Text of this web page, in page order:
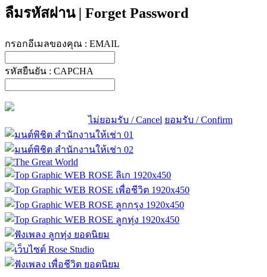
ลืมรหัสผ่าน | Forget Password
กรอกอีเมลของคุณ : EMAIL
รหัสยืนยัน : CAPCHA
ไม่ยอมรับ / Cancel ยอมรับ / Confirm